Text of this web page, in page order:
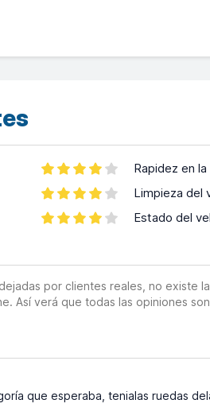
Rapidez en
Limpieza del
Estado del
por clientes reales, no existe
Así verá que todas las opiniones
que esperaba, tenialas ruedas